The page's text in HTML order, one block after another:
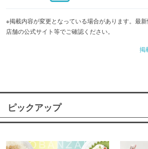
※掲載内容が変更となっている場合があります。最
店舗の公式サイト等でご確認ください。
掲
ピックアップ